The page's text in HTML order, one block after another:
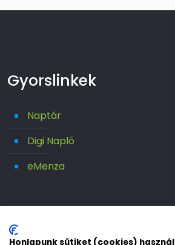
Gyorslinkek
Naptár
Digi Napló
eMenza
Honlapunk sütiket (cookies) használ